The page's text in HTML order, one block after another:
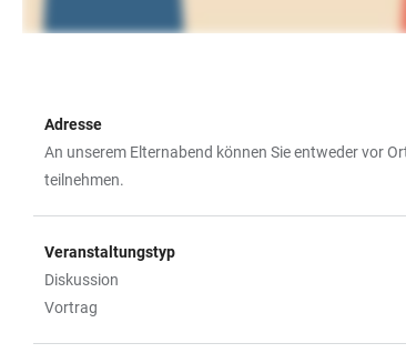
Adresse
An unserem Elternabend können Sie entweder vor
teilnehmen.
Veranstaltungstyp
Diskussion
Vortrag